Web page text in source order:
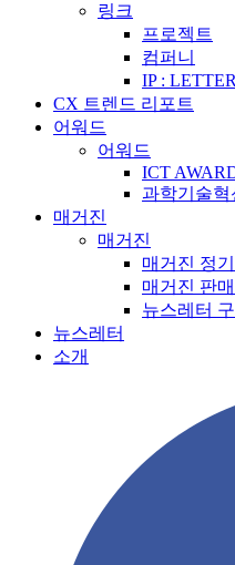
링크
프로젝트
컴퍼니
IP :
CX 트렌드 리포트
어워드
어워드
ICT
과학기술혁
매거진
매거진
매거진 정
매거진 판
뉴스레터
뉴스레터
소개